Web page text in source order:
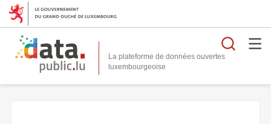
La plateforme de données ouvertes